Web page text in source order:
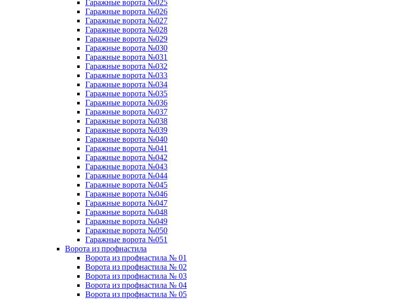
Гаражные ворота №025
Гаражные ворота №026
Гаражные ворота №027
Гаражные ворота №028
Гаражные ворота №029
Гаражные ворота №030
Гаражные ворота №031
Гаражные ворота №032
Гаражные ворота №033
Гаражные ворота №034
Гаражные ворота №035
Гаражные ворота №036
Гаражные ворота №037
Гаражные ворота №038
Гаражные ворота №039
Гаражные ворота №040
Гаражные ворота №041
Гаражные ворота №042
Гаражные ворота №043
Гаражные ворота №044
Гаражные ворота №045
Гаражные ворота №046
Гаражные ворота №047
Гаражные ворота №048
Гаражные ворота №049
Гаражные ворота №050
Гаражные ворота №051
Ворота из профнастила
Ворота из профнастила № 01
Ворота из профнастила № 02
Ворота из профнастила № 03
Ворота из профнастила № 04
Ворота из профнастила № 05